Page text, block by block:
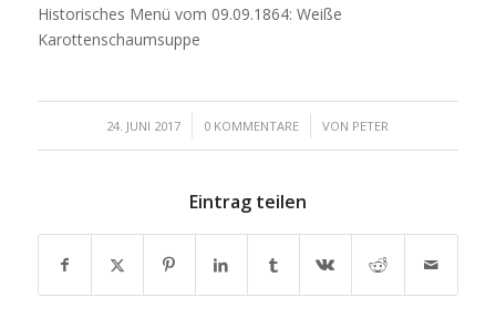
Historisches Menü vom 09.09.1864: Weiße
Karottenschaumsuppe
24. JUNI 2017
/ 0 KOMMENTARE
/ VON PETER
Eintrag teilen